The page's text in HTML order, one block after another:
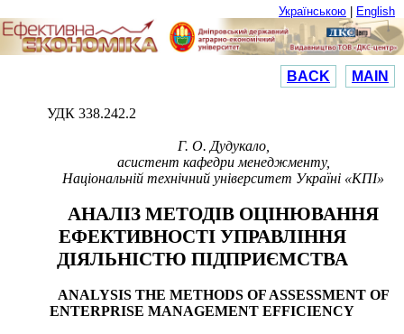
Українською English
BACK MAIN
УДК 338.242.2
Г. О. Дудукало,
асистент кафедри менеджменту,
Національній технічний університет Україні «КПІ»
АНАЛІЗ МЕТОДІВ ОЦІНЮВАННЯ
ЕФЕКТИВНОСТІ УПРАВЛІННЯ
ДІЯЛЬНІСТЮ ПІДПРИЄМСТВА
ANALYSIS THE METHODS OF ASSESSMENT OF
ENTERPRISE MANAGEMENT EFFICIENCY